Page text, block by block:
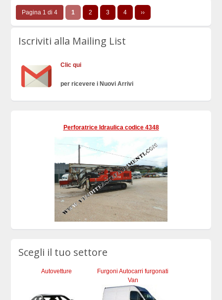
Pagina 1 di 4 1 2 3 4 ››
Iscriviti alla Mailing List
Clic qui
per ricevere i Nuovi Arrivi
Perforatrice Idraulica codice 4348
Scegli il tuo settore
Autovetture
Furgoni Autocarri furgonati
Van